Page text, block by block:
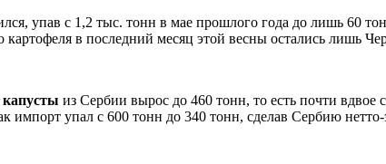
упав с 1,2 тыс. тонн в мае прошлого года до лишь 60
картофеля в последний месяц этой весны остались лишь
капусты из Сербии вырос до 460 тонн, то есть почти
импорт упал с 600 тонн до 340 тонн, сделав Сербию